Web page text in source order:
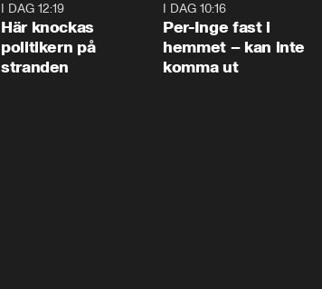
I DAG 12:19
Här knockas
politikern på
stranden
I DAG 10:16
Per-Inge fast i
hemmet – kan inte
komma ut